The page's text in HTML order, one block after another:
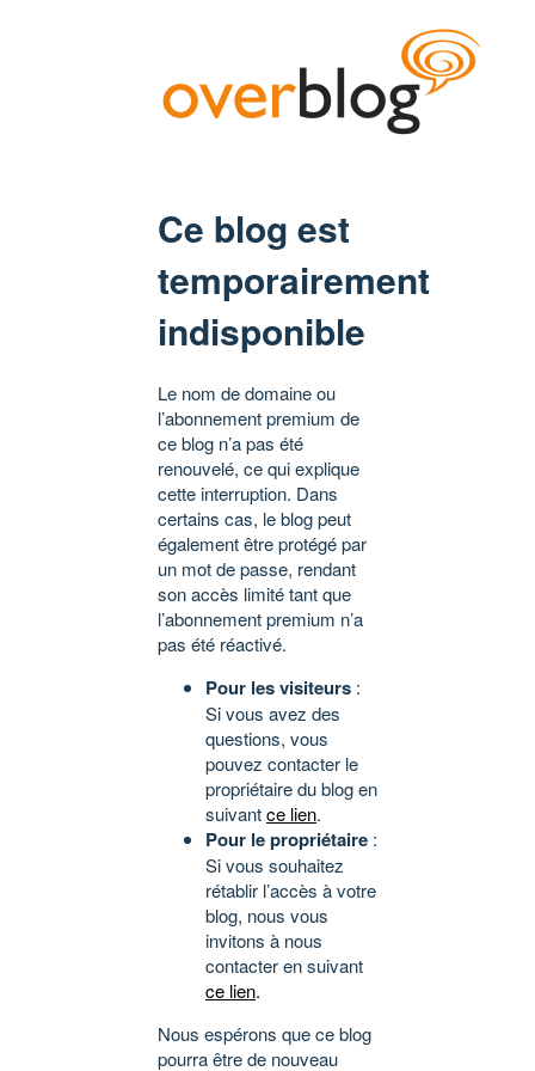
Ce blog est
temporairement
indisponible
Le nom de domaine ou
l’abonnement premium de
ce blog n’a pas été
renouvelé, ce qui explique
cette interruption. Dans
certains cas, le blog peut
également être protégé par
un mot de passe, rendant
son accès limité tant que
l’abonnement premium n’a
pas été réactivé.
Pour les visiteurs :
Si vous avez des
questions, vous
pouvez contacter le
propriétaire du blog en
suivantce lien.
Pour le propriétaire :
Si vous souhaitez
rétablir l’accès à votre
blog, nous vous
invitons à nous
contacter en suivant
ce lien.
Nous espérons que ce blog
pourra être de nouveau